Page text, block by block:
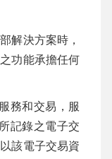
解決方案時，
功能承擔任何
務和交易，服
所記錄之電子交
該電子交易資